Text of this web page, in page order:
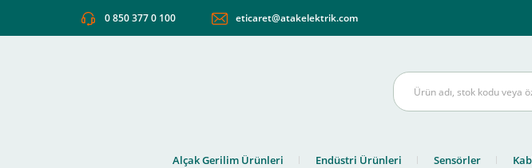
0 850 377 0 100 eticaret@atakelektrik.com
Alçak Gerilim Ürünleri Endüstri Ürünleri Sensörler